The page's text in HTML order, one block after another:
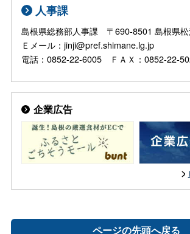
人事課
島根県総務部人事課 〒690-8501 島根県
Ｅメール：jinji@pref.shimane.lg.jp
電話：0852-22-6005 ＦＡＸ：0852-22-
企業広告
ページの先頭へ戻る